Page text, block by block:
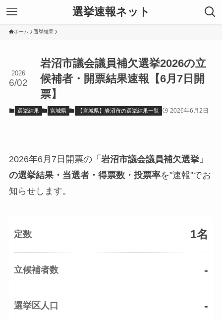
選挙速報ネット
ホーム 選挙結果
岩沼市議会議員補欠選挙2026の立
候補者・開票結果速報【6月7日開
票】
2026
6/02
選挙結果 宮城県 【宮城県】岩沼市の選挙結果一覧 2026年6月2日
2026年6月7日開票の「岩沼市議会議員補欠選挙」
の選挙結果・当選者・得票数・投票率を"速報"でお
知らせします。
定数 1名
立候補者数 -
選挙区人口 -